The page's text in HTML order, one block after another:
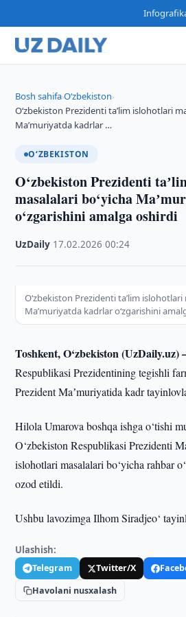
Bosh sahifa›O‘zbekiston›
O‘zbekiston Prezidenti taʼlim islohotlari
Maʼmuriyatda kadrlar …
O‘ZBEKISTON
O‘zbekiston Prezidenti
masalalari bo‘yicha
o‘zgarishini amalga oshirdi
UzDaily 17.02.2026 ·00:24
O‘zbekiston Prezidenti taʼlim islohotlari
Maʼmuriyatda kadrlar o‘zgarishini
Toshkent, O‘zbekiston
Respublikasi Prezidentining tegishli
Prezident Maʼmuriyatida kadr
Hilola Umarova boshqa ishga o‘tishi
O‘zbekiston Respublikasi Prezidenti
islohotlari masalalari bo‘yicha rahbar
ozod etildi.
Ushbu lavozimga Ilhom Siradjeo‘
Ulashish:
Telegram Twitter/X
Havolani nusxalash